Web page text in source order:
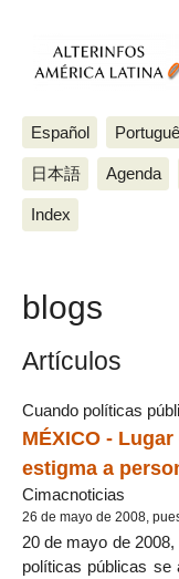
Español
日本語 Agenda
Index
blogs
Artículos
Cuando políticas
MÉXICO -
estigma a
Cimacnoticias
26 de mayo de 2008,
20 de mayo de
políticas públicas se